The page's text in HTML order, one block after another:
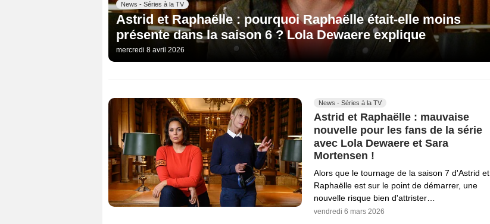
News - Séries à la TV
Astrid et Raphaëlle : pourquoi Raphaëlle était-elle moins
présente dans la saison 6 ? Lola Dewaere explique
mercredi 8 avril 2026
News - Séries à la TV
Astrid et Raphaëlle : mauvaise
nouvelle pour les fans de la série
avec Lola Dewaere et Sara
Mortensen !
Alors que le tournage de la saison 7 d'Astrid et
Raphaëlle est sur le point de démarrer, une
nouvelle risque bien d'attrister…
vendredi 6 mars 2026